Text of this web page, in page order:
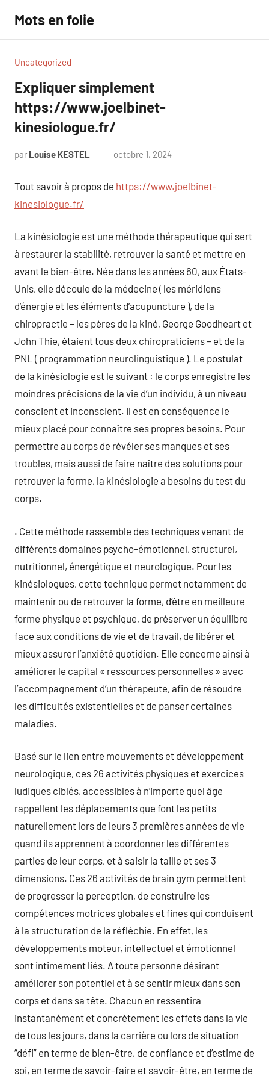
contenu
Mots en folie
Uncategorized
Expliquer simplement
https://www.joelbinet-
kinesiologue.fr/
par Louise KESTEL octobre 1, 2024
Tout savoir à propos de https://www.joelbinet-
kinesiologue.fr/
La kinésiologie est une méthode thérapeutique qui sert
à restaurer la stabilité, retrouver la santé et mettre en
avant le bien-être. Née dans les années 60, aux États-
Unis, elle découle de la médecine ( les méridiens
d’énergie et les éléments d’acupuncture ), de la
chiropractie – les pères de la kiné, George Goodheart et
John Thie, étaient tous deux chiropraticiens – et de la
PNL ( programmation neurolinguistique ). Le postulat
de la kinésiologie est le suivant : le corps enregistre les
moindres précisions de la vie d’un individu, à un niveau
conscient et inconscient. Il est en conséquence le
mieux placé pour connaître ses propres besoins. Pour
permettre au corps de révéler ses manques et ses
troubles, mais aussi de faire naître des solutions pour
retrouver la forme, la kinésiologie a besoins du test du
corps.
. Cette méthode rassemble des techniques venant de
différents domaines psycho-émotionnel, structurel,
nutritionnel, énergétique et neurologique. Pour les
kinésiologues, cette technique permet notamment de
maintenir ou de retrouver la forme, d’être en meilleure
forme physique et psychique, de préserver un équilibre
face aux conditions de vie et de travail, de libérer et
mieux assurer l’anxiété quotidien. Elle concerne ainsi à
améliorer le capital « ressources personnelles » avec
l’accompagnement d’un thérapeute, afin de résoudre
les difficultés existentielles et de panser certaines
maladies.
Basé sur le lien entre mouvements et développement
neurologique, ces 26 activités physiques et exercices
ludiques ciblés, accessibles à n’importe quel âge
rappellent les déplacements que font les petits
naturellement lors de leurs 3 premières années de vie
quand ils apprennent à coordonner les différentes
parties de leur corps, et à saisir la taille et ses 3
dimensions. Ces 26 activités de brain gym permettent
de progresser la perception, de construire les
compétences motrices globales et fines qui conduisent
à la structuration de la réfléchie. En effet, les
développements moteur, intellectuel et émotionnel
sont intimement liés. A toute personne désirant
améliorer son potentiel et à se sentir mieux dans son
corps et dans sa tête. Chacun en ressentira
instantanément et concrètement les effets dans la vie
de tous les jours, dans la carrière ou lors de situation
“défi” en terme de bien-être, de confiance et d’estime de
soi, en terme de savoir-faire et savoir-être, en terme de